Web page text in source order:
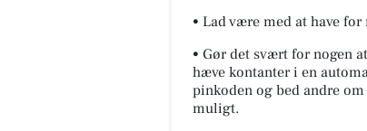
• Lad være med at have
• Gør det svært for nogen
hæve kontanter i en
pinkoden og bed andre
muligt.